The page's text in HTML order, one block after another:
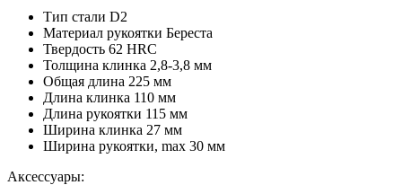
Тип стали D2
Материал рукоятки Береста
Твердость 62 HRC
Толщина клинка 2,8-3,8 мм
Общая длина 225 мм
Длина клинка 110 мм
Длина рукоятки 115 мм
Ширина клинка 27 мм
Ширина рукоятки, max 30 мм
Аксессуары: